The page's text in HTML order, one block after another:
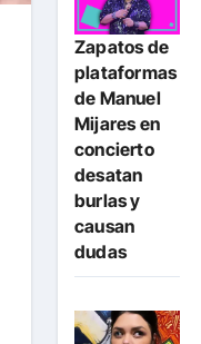
Zapatos de
plataformas
de Manuel
Mijares en
concierto
desatan
burlas y
causan
dudas